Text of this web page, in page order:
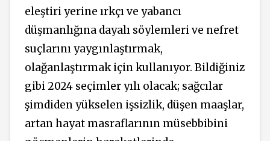
eleştiri yerine ırkçı ve yabancı
düşmanlığına dayalı söylemleri ve nefret
suçlarını yaygınlaştırmak,
olağanlaştırmak için kullanıyor. Bildiğiniz
gibi 2024 seçimler yılı olacak; sağcılar
şimdiden yükselen işsizlik, düşen maaşlar,
artan hayat masraflarının müsebbibini